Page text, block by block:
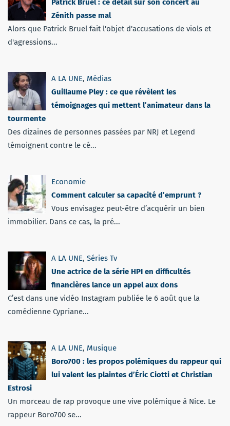
Patrick Bruel : ce détail sur son concert au
Zénith passe mal
Alors que Patrick Bruel fait l'objet d'accusations de viols et
d'agressions...
A LA UNE, Médias
Guillaume Pley : ce que révèlent les
témoignages qui mettent l’animateur dans la
tourmente
Des dizaines de personnes passées par NRJ et Legend
témoignent contre le cé...
Economie
Comment calculer sa capacité d’emprunt ?
Vous envisagez peut-être d’acquérir un bien
immobilier. Dans ce cas, la pré...
A LA UNE, Séries Tv
Une actrice de la série HPI en difficultés
financières lance un appel aux dons
C’est dans une vidéo Instagram publiée le 6 août que la
comédienne Cypriane...
A LA UNE, Musique
Boro700 : les propos polémiques du rappeur qui
lui valent les plaintes d’Éric Ciotti et Christian
Estrosi
Un morceau de rap provoque une vive polémique à Nice. Le
rappeur Boro700 se...